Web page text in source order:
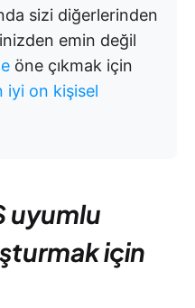
sizi diğerlerinden
emin değil
öne çıkmak için
iyi on kişisel
uyumlu
için